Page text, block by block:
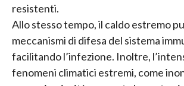
resistenti.
Allo stesso tempo, il caldo estremo
meccanismi di difesa del sistema
facilitando l’infezione. Inoltre,
fenomeni climatici estremi, come